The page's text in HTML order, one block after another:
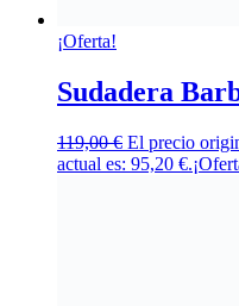
¡Oferta!
Sudadera
119,00€ El precio
actual es: 95,20 €.